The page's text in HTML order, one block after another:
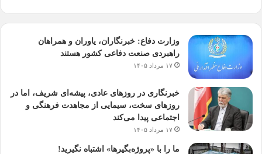
وزارت دفاع: خبرنگاران، یاوران و همراهان
راهبردی صنعت دفاعی کشور هستند
۱۷ مرداد ۱۴۰۵
خبرنگاری در روزهای عادی، پیشه‌ای شریف، اما در
روزهای سخت، سیمایی از مجاهدت فرهنگی و
اجتماعی پیدا می‌کند
۱۷ مرداد ۱۴۰۵
ما را با «پروژه‌بگیرها» اشتباه نگیرید!